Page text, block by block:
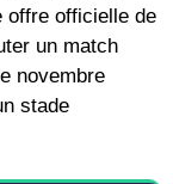
offre officielle de
un match
novembre
stade